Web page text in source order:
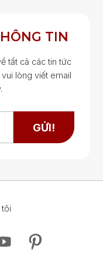
TIN
tất cả các tin tức
vui lòng viết email
GỬI!
tôi